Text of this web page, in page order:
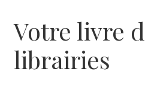
Votre livre
librairies